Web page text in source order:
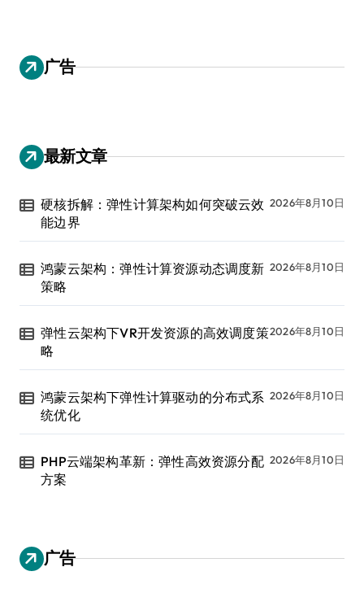
广告
最新文章
硬核拆解：弹性计算架构如何突破云效
能边界
2026年8月10日
鸿蒙云架构：弹性计算资源动态调度新
策略
2026年8月10日
弹性云架构下VR开发资源的高效调度策
略
2026年8月10日
鸿蒙云架构下弹性计算驱动的分布式系
统优化
2026年8月10日
PHP云端架构革新：弹性高效资源分配
方案
2026年8月10日
广告